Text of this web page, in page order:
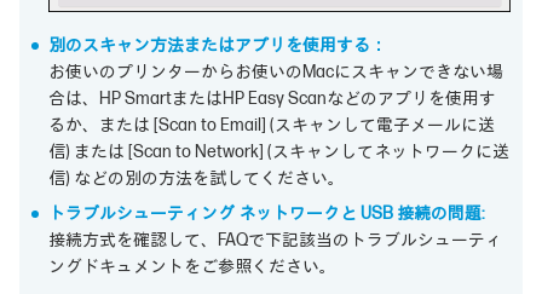
別のスキャン方法またはアプリを使用する：
お使いのプリンターからお使いのMacにスキャンできない場
合は、HP SmartまたはHP Easy Scanなどのアプリを使用す
るか、または [Scan to Email] (スキャンして電子メールに送
信) または [Scan to Network] (スキャンしてネットワークに送
信) などの別の方法を試してください。
トラブルシューティング ネットワークと USB 接続の問題:
接続方式を確認して、FAQで下記該当のトラブルシューティ
ングドキュメントをご参照ください。